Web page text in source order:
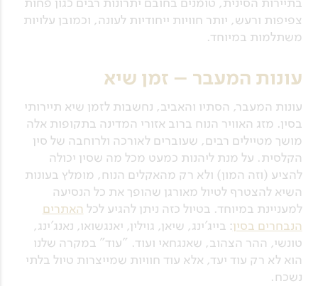
צפיפות ורעש, יותר חוויות ייחודיות לעונה, וכמובן עלויות
משתלמות במיוחד.
עונות המעבר – זמן שיא
עונות המעבר, הסתיו והאביב, נחשבות לזמן שיא תיירותי
בסין. מזג האוויר הנוח ברוב אזורי המדינה בתקופות אלה
מושך מטיילים רבים, שעוברים לאורכה ולרוחבה של סין
הקלסית. על מנת ליהנות כמעט מכל מה שסין יכולה
להציע (וזה המון) ולא רק מהאקלים הנוח, מומלץ בעונות
השיא להצטרף לטיול מאורגן שהופך את כל הנסיעה
למעניינת במיוחד. בטיול כזה ניתן להגיע לכל האתרים
הנבחרים בסין: בייג'ינג, שיאן, גוילין, יאנגשואו, נאנג'ינג,
טונשי, ההר הצהוב, שאנגחאי ועוד. "עוד" במקרה שלנו
הוא לא רק עוד יעד, אלא עוד חוויות שמייצרות טיול בלתי
נשכח.